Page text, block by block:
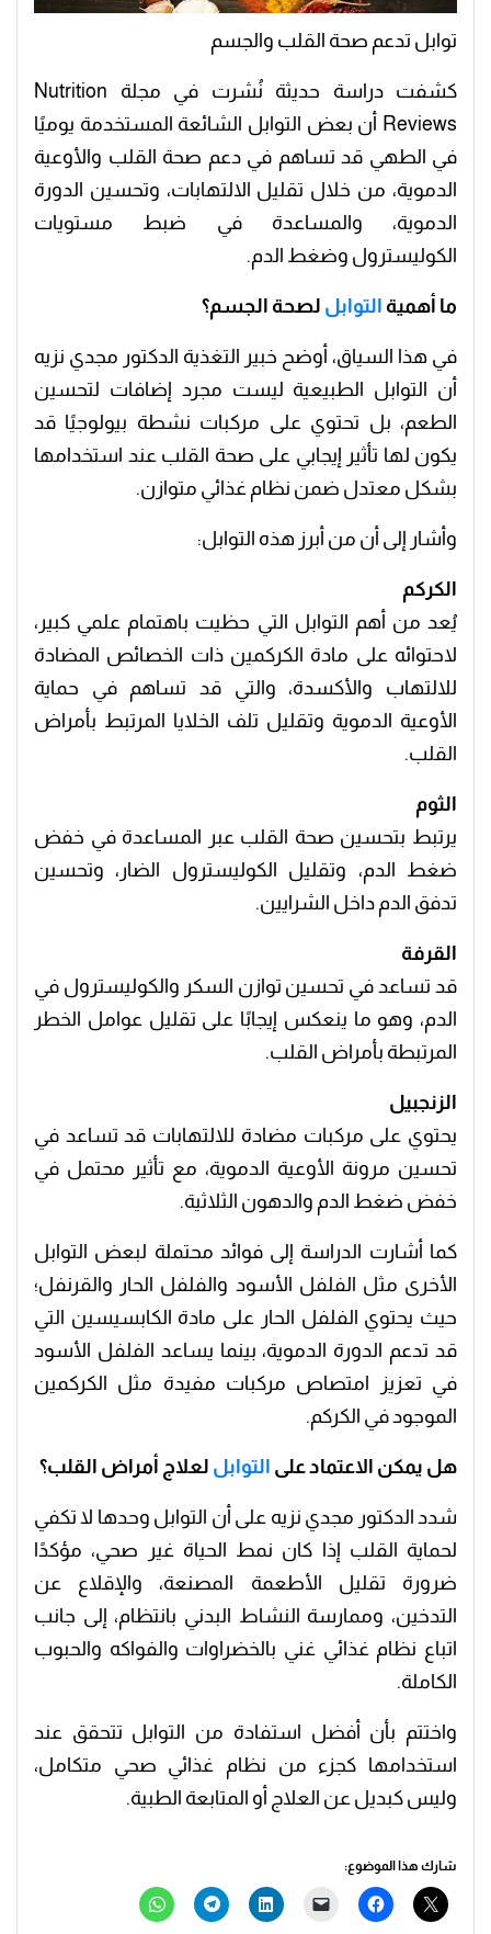
توابل تدعم صحة القلب والجسم
كشفت دراسة حديثة نُشرت في مجلة Nutrition
Reviews أن بعض التوابل الشائعة المستخدمة يوميًا
في الطهي قد تساهم في دعم صحة القلب والأوعية
الدموية، من خلال تقليل الالتهابات، وتحسين الدورة
الدموية، والمساعدة في ضبط مستويات
الكوليسترول وضغط الدم.
ما أهمية التوابل لصحة الجسم؟
في هذا السياق، أوضح خبير التغذية الدكتور مجدي نزيه
أن التوابل الطبيعية ليست مجرد إضافات لتحسين
الطعم، بل تحتوي على مركبات نشطة بيولوجيًا قد
يكون لها تأثير إيجابي على صحة القلب عند استخدامها
بشكل معتدل ضمن نظام غذائي متوازن.
وأشار إلى أن من أبرز هذه التوابل:
الكركم
يُعد من أهم التوابل التي حظيت باهتمام علمي كبير،
لاحتوائه على مادة الكركمين ذات الخصائص المضادة
للالتهاب والأكسدة، والتي قد تساهم في حماية
الأوعية الدموية وتقليل تلف الخلايا المرتبط بأمراض
القلب.
الثوم
يرتبط بتحسين صحة القلب عبر المساعدة في خفض
ضغط الدم، وتقليل الكوليسترول الضار، وتحسين
تدفق الدم داخل الشرايين.
القرفة
قد تساعد في تحسين توازن السكر والكوليسترول في
الدم، وهو ما ينعكس إيجابًا على تقليل عوامل الخطر
المرتبطة بأمراض القلب.
الزنجبيل
يحتوي على مركبات مضادة للالتهابات قد تساعد في
تحسين مرونة الأوعية الدموية، مع تأثير محتمل في
خفض ضغط الدم والدهون الثلاثية.
كما أشارت الدراسة إلى فوائد محتملة لبعض التوابل
الأخرى مثل الفلفل الأسود والفلفل الحار والقرنفل؛
حيث يحتوي الفلفل الحار على مادة الكابسيسين التي
قد تدعم الدورة الدموية، بينما يساعد الفلفل الأسود
في تعزيز امتصاص مركبات مفيدة مثل الكركمين
الموجود في الكركم.
هل يمكن الاعتماد على التوابل لعلاج أمراض القلب؟
شدد الدكتور مجدي نزيه على أن التوابل وحدها لا تكفي
لحماية القلب إذا كان نمط الحياة غير صحي، مؤكدًا
ضرورة تقليل الأطعمة المصنعة، والإقلاع عن
التدخين، وممارسة النشاط البدني بانتظام، إلى جانب
اتباع نظام غذائي غني بالخضراوات والفواكه والحبوب
الكاملة.
واختتم بأن أفضل استفادة من التوابل تتحقق عند
استخدامها كجزء من نظام غذائي صحي متكامل،
وليس كبديل عن العلاج أو المتابعة الطبية.
شارك هذا الموضوع: